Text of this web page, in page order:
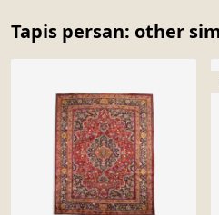
Tapis persan: other